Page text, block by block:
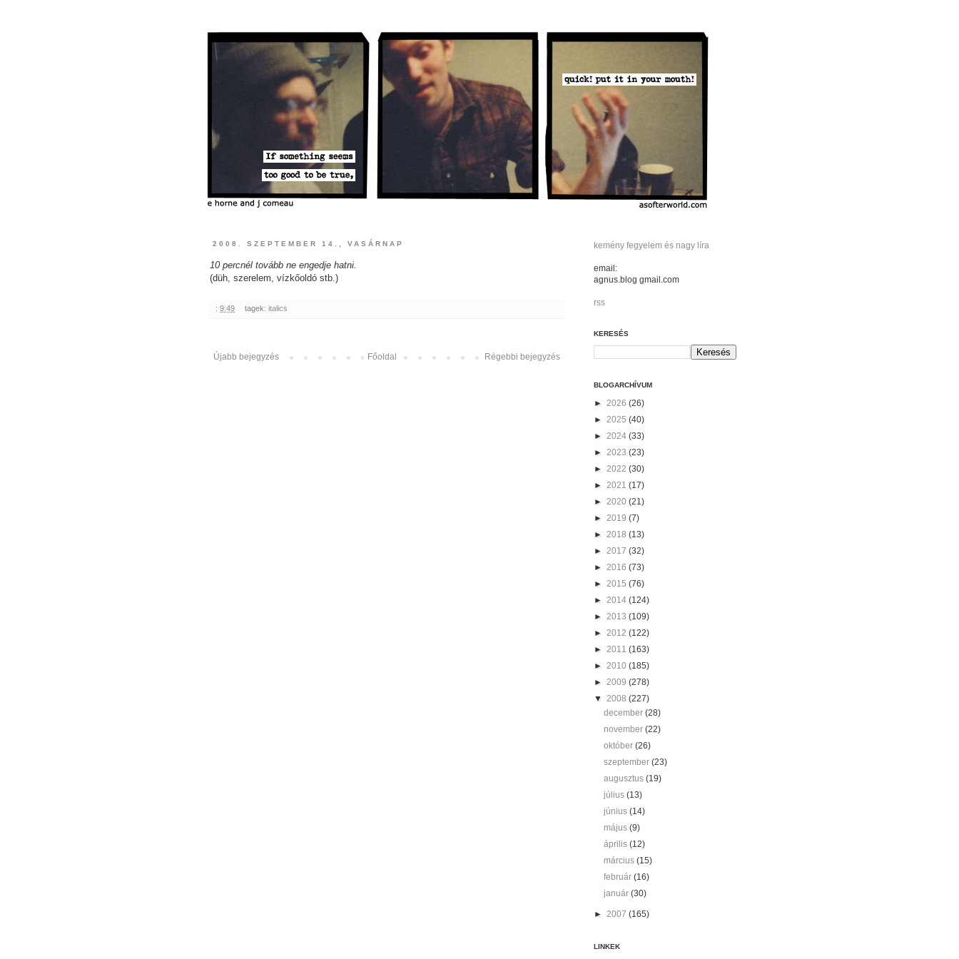
2008. SZEPTEMBER 14., VASÁRNAP
10 percnél tovább ne engedje hatni.
(düh, szerelem, vízkőoldó stb.)
: 9:49 tagek: italics
Újabb bejegyzés Régebbi bejegyzés
Főoldal
kemény fegyelem és nagy líra
email:
agnus.blog gmail.com
rss
KERESÉS
BLOGARCHÍVUM
► 2026 (26)
► 2025 (40)
► 2024 (33)
► 2023 (23)
► 2022 (30)
► 2021 (17)
► 2020 (21)
► 2019 (7)
► 2018 (13)
► 2017 (32)
► 2016 (73)
► 2015 (76)
► 2014 (124)
► 2013 (109)
► 2012 (122)
► 2011 (163)
► 2010 (185)
► 2009 (278)
▼ 2008 (227)
december(28)
november(22)
október(26)
szeptember(23)
augusztus(19)
július(13)
június(14)
május(9)
április(12)
március(15)
február(16)
január(30)
► 2007 (165)
LINKEK